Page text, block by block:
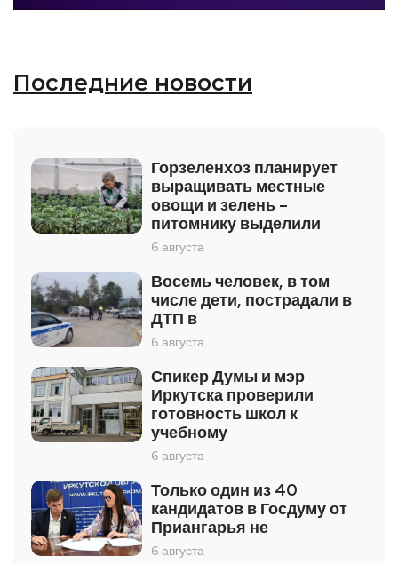
Последние новости
Горзеленхоз планирует
выращивать местные
овощи и зелень –
питомнику выделили
6 августа
Восемь человек, в том
числе дети, пострадали в
ДТП в
6 августа
Спикер Думы и мэр
Иркутска проверили
готовность школ к
учебному
6 августа
Только один из 40
кандидатов в Госдуму от
Приангарья не
6 августа